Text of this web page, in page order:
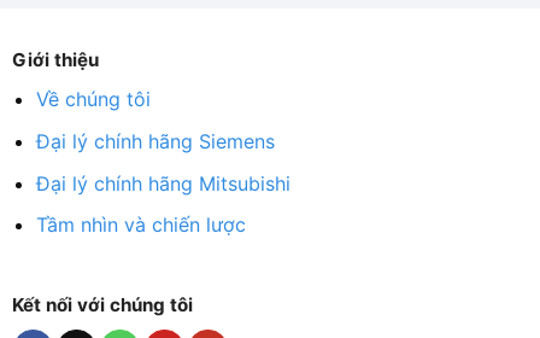
Giới thiệu
Về chúng tôi
Đại lý chính hãng Siemens
Đại lý chính hãng Mitsubishi
Tầm nhìn và chiến lược
Kết nối với chúng tôi